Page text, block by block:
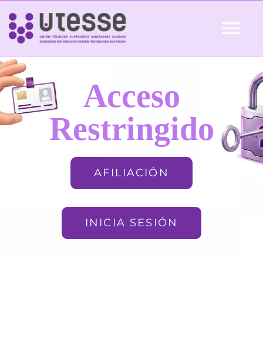
Skip
content
Inicio
QUIÉNES SOMOS Acceso
Restringido
AFILIACIÓN
INICIA SESIÓN